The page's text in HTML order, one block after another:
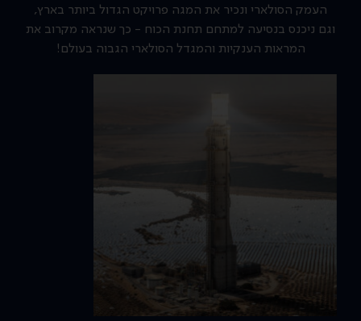
העמק הסולארי ונכיר את המגה פרויקט הגדול ביותר בארץ,
וגם ניכנס בנסיעה למתחם תחנת הכוח - כך שנראה מקרוב את
המראות הענקיות והמגדל הסולארי הגבוה בעולם!